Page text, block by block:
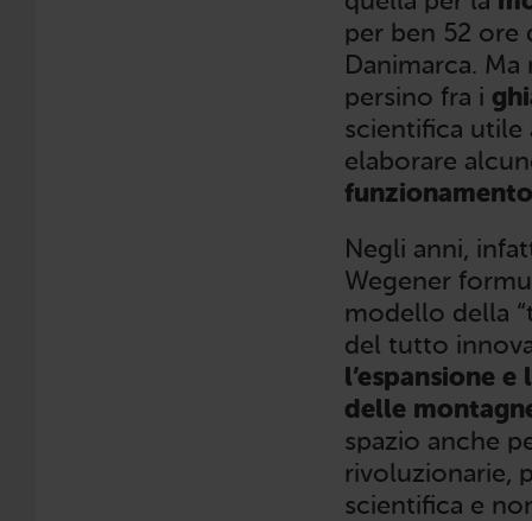
per ben 52
Danimarca.
persino fra i
scientifica utile
elaborare
Negli anni,
Wegener
modello della
del tutto
l’espansione
delle
spazio anche
rivoluzionarie,
scientifica e